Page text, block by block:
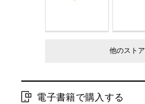
他のストア
電子書籍で購入する